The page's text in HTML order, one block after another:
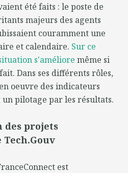
été faits : le poste de
majeurs des agents
couramment une
et calendaire. Sur ce
s'améliore même si
Dans ses différents rôles,
oeuvre des indicateurs
pilotage par les résultats.
des projets
est